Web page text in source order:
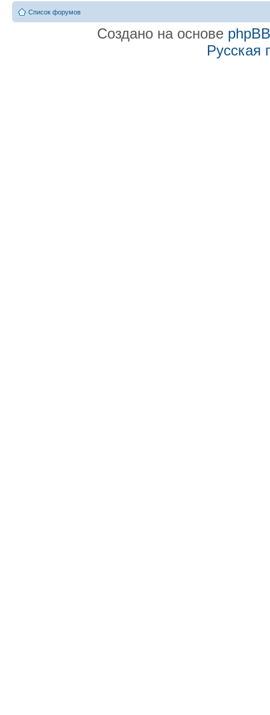
Список форумов
Создано на основе phpBB
Русская